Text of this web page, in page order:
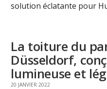
solution éclatante pour
La toiture du
Düsseldorf,
lumineuse et
20 JANVIER 2022